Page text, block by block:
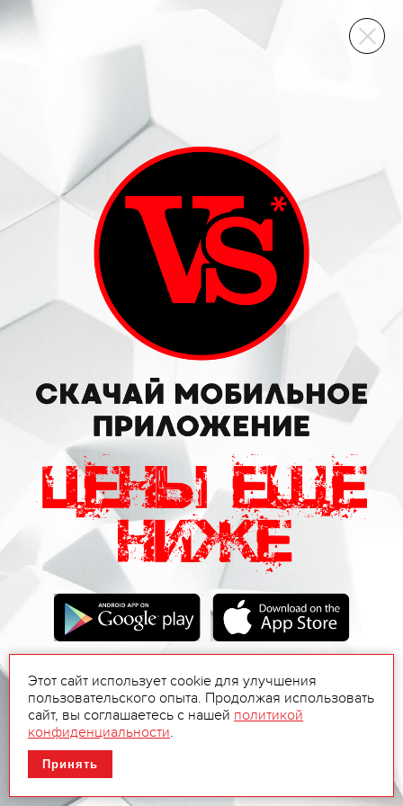
ВИННЫЙ СКЛАД
Этот сайт использует cookie для улучшения
пользовательского опыта. Продолжая использовать
сайт, вы соглашаетесь с нашей политикой
конфиденциальности.
Принять